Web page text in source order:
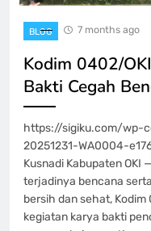
BLOG 7 months ago
Kodim 0402/
Bakti Cegah
https://sigiku.com/wp-
20251231-WA0004-
Kusnadi Kabupaten OKI
terjadinya bencana
bersih dan sehat,
kegiatan karya bakti